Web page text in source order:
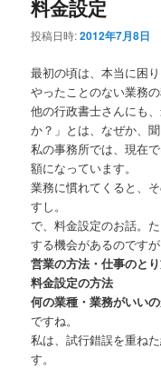
料金設定
投稿日時:2012年7月8日
最初の頃は、本当に困り
やったことのない業務
他の行政書士さんにも
か？」とは、なぜか、聞
私の事務所では、現在
額になっています。
業務に慣れてくると、
すし。
で、料金設定のお話。
する機会があるのですが
営業の方法・仕事のと
料金設定の方法
何の業種・業務がいい
ですね。
私は、試行錯誤を重ね
す。